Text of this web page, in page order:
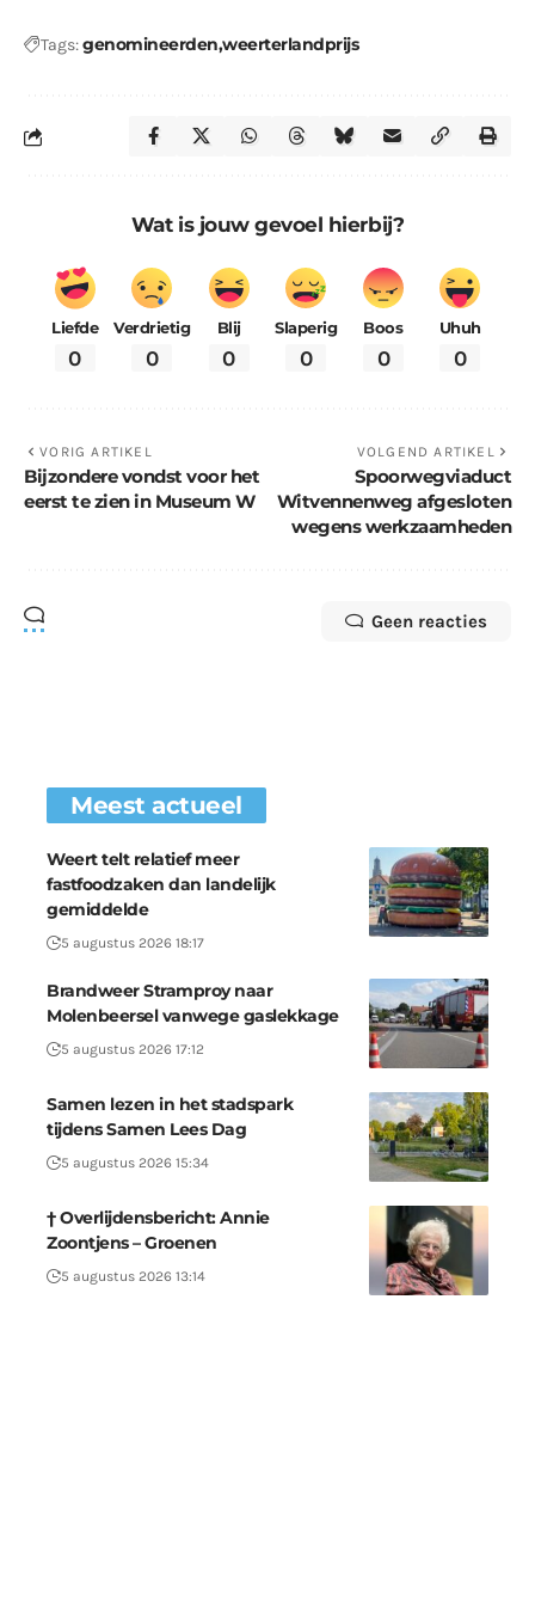
Tags:genomineerden weerterlandprijs
Wat is jouw gevoel hierbij?
Liefde
0
Verdrietig
0
Blij
0
Slaperig
0
Boos
0
Uhuh
0
VORIG ARTIKEL
Bijzondere vondst voor het
eerst te zien in Museum W
VOLGEND ARTIKEL
Spoorwegviaduct
Witvennenweg afgesloten
wegens werkzaamheden
Geen reacties
Meest actueel
Weert telt relatief meer
fastfoodzaken dan landelijk
gemiddelde
5 augustus 2026 18:17
Brandweer Stramproy naar
Molenbeersel vanwege gaslekkage
5 augustus 2026 17:12
Samen lezen in het stadspark
tijdens Samen Lees Dag
5 augustus 2026 15:34
† Overlijdensbericht: Annie
Zoontjens – Groenen
5 augustus 2026 13:14